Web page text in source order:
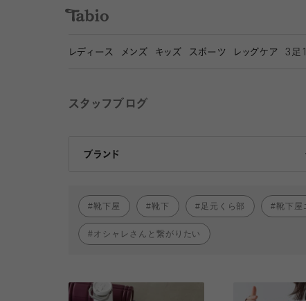
レディース メンズ キッズ スポーツ レッグケア 3 足
スタッフブログ
ブランド
Tabio
靴下屋 靴下 足元くら部 靴下屋
オシャレさんと繋がりたい